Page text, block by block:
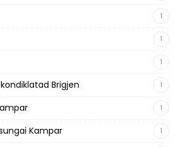
1
1
1
Brigjen 1
1
Kampar 1